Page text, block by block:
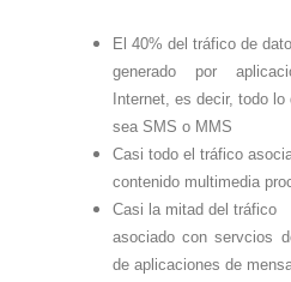
El 40% del tráfico de
generado por
Internet, es decir, todo lo
sea SMS o MMS
Casi todo el tráfico
contenido multimedia
Casi la mitad del tráfico
asociado con servcios
de aplicaciones de